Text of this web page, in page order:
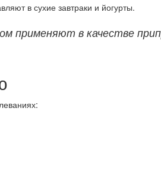
в сухие завтраки и йогурты.
применяют в качестве